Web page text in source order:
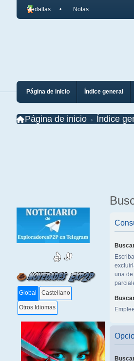
Medallas Notas
Página de inicio Índice general
Página de inicio Índice
Global Castellano
Otros Idiomas
Escriba
una de